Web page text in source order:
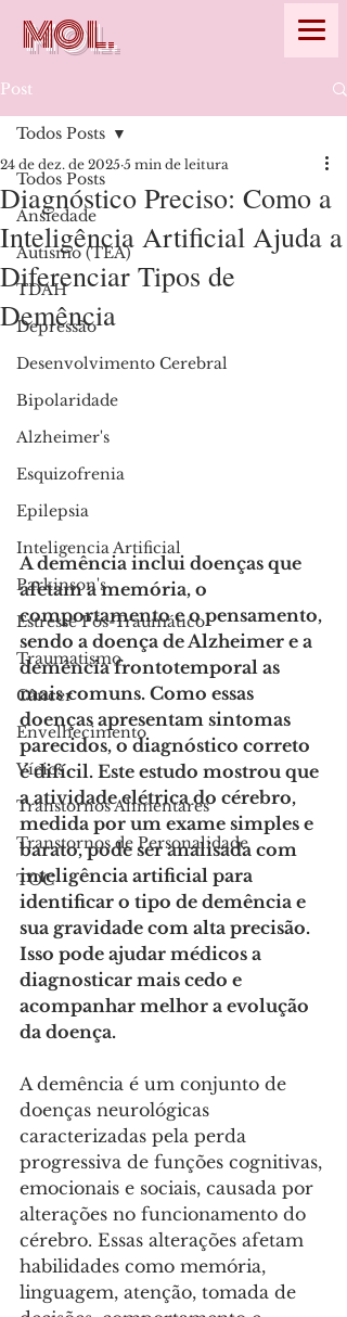
MOL.
Post
Todos Posts
Ansiedade
Autismo (TEA)
TDAH
Depressão
Desenvolvimento Cerebral
Bipolaridade
Alzheimer's
Esquizofrenia
Epilepsia
Inteligencia Artificial
Parkinson's
Estresse Pós-Traumático
Traumatismo
Câncer
Envelhecimento
Vícios
Transtornos Alimentares
Transtornos de Personalidade
TOC
Todos Posts
Diagnóstico Preciso: Como a
Inteligência Artificial Ajuda a
Diferenciar Tipos de
Demência
24 de dez. de 2025 5 min de leitura
A demência inclui doenças que
afetam a memória, o
comportamento e o pensamento,
sendo a doença de Alzheimer e a
demência frontotemporal as
mais comuns. Como essas
doenças apresentam sintomas
parecidos, o diagnóstico correto
é difícil. Este estudo mostrou que
a atividade elétrica do cérebro,
medida por um exame simples e
barato, pode ser analisada com
inteligência artificial para
identificar o tipo de demência e
sua gravidade com alta precisão.
Isso pode ajudar médicos a
diagnosticar mais cedo e
acompanhar melhor a evolução
da doença.
A demência é um conjunto de
doenças neurológicas
caracterizadas pela perda
progressiva de funções cognitivas,
emocionais e sociais, causada por
alterações no funcionamento do
cérebro. Essas alterações afetam
habilidades como memória,
linguagem, atenção, tomada de